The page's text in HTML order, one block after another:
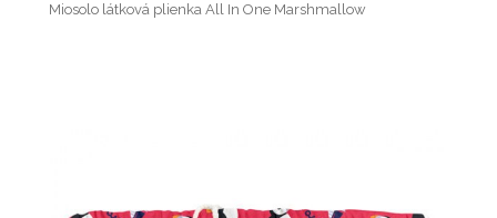
Miosolo látková plienka All In One Marshmallow